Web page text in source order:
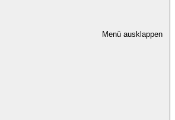
Menü ausklappen